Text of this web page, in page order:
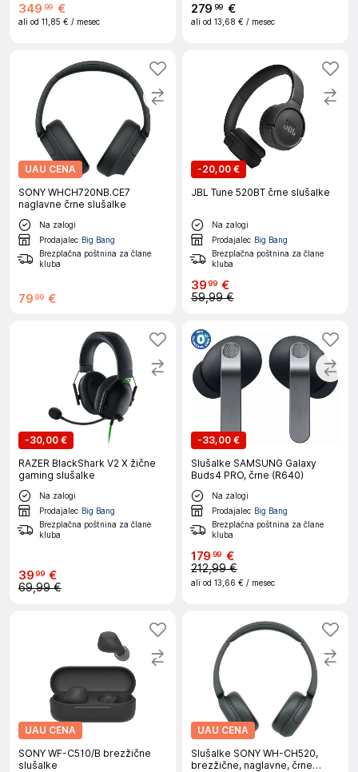
349 99 €
ali od 11,85 € / mesec
279 99 €
ali od 13,68 € / mesec
UAU CENA
SONY WHCH720NB.CE7
naglavne črne slušalke
Na zalogi
Prodajalec Big Bang
Brezplačna poštnina za člane
kluba
79 99 €
-20,00 €
JBL Tune 520BT črne slušalke
Na zalogi
Prodajalec Big Bang
Brezplačna poštnina za člane
kluba
3999 €
59,99 €
-30,00 €
RAZER BlackShark V2 X žične
gaming slušalke
Na zalogi
Prodajalec Big Bang
Brezplačna poštnina za člane
kluba
3999 €
69,99 €
-33,00 €
Slušalke SAMSUNG Galaxy
Buds4 PRO, črne (R640)
Na zalogi
Prodajalec Big Bang
Brezplačna poštnina za člane
kluba
179 99 €
212,99 €
ali od 13,66 € / mesec
UAU CENA
SONY WF-C510/B brezžične
slušalke
UAU CENA
Slušalke SONY WH-CH520,
brezžične, naglavne, črne